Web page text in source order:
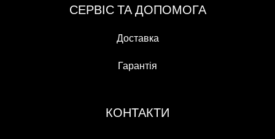
СЕРВІС ТА ДОПОМОГА
Доставка
Гарантія
КОНТАКТИ